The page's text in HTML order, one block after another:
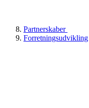
Partnerskaber
Forretningsudvikling